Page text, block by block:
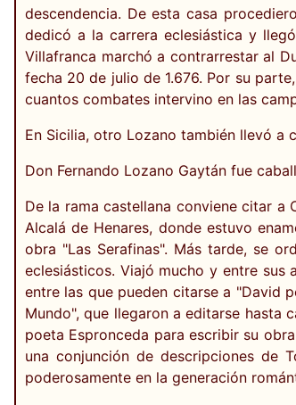
descendencia. De esta casa
dedicó a la carrera eclesiástica y
Villafranca marchó a contrarrestar al
fecha 20 de julio de 1.676. Por su
cuantos combates intervino en las
En Sicilia, otro Lozano también llevó a
Don Fernando Lozano Gaytán fue
De la rama castellana conviene citar a
Alcalá de Henares, donde estuvo
obra "Las Serafinas". Más tarde, se
eclesiásticos. Viajó mucho y entre
entre las que pueden citarse a "David
Mundo", que llegaron a editarse hasta
poeta Espronceda para escribir su
una conjunción de descripciones de
poderosamente en la generación